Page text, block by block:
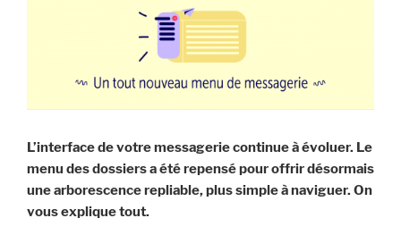
L’interface de votre messagerie continue à évoluer. Le
menu des dossiers a été repensé pour offrir désormais
une arborescence repliable, plus simple à naviguer. On
vous explique tout.